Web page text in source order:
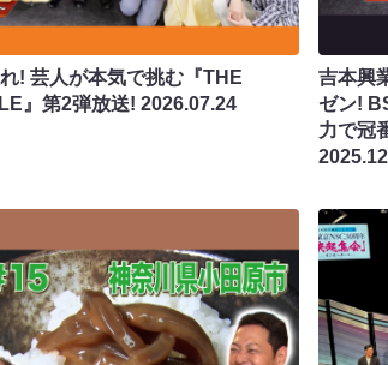
! 芸人が本気で挑む『THE
』第2弾放送! 2026.07.24
吉本興
ゼン!
力で冠